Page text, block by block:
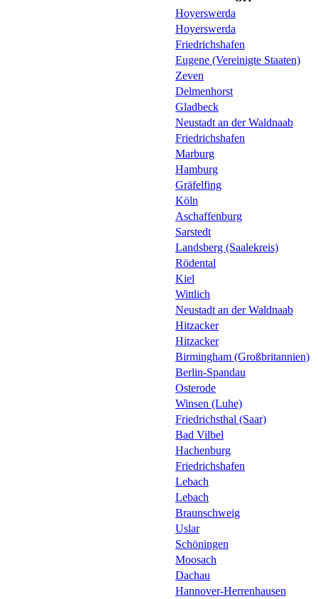
Hoyerswerda
Hoyerswerda
Friedrichshafen
Eugene (Vereinigte Staaten)
Zeven
Delmenhorst
Gladbeck
Neustadt an der Waldnaab
Friedrichshafen
Marburg
Hamburg
Gräfelfing
Köln
Aschaffenburg
Sarstedt
Landsberg (Saalekreis)
Rödental
Kiel
Wittlich
Neustadt an der Waldnaab
Hitzacker
Hitzacker
Birmingham (Großbritannien)
Berlin-Spandau
Osterode
Winsen (Luhe)
Friedrichsthal (Saar)
Bad Vilbel
Hachenburg
Friedrichshafen
Lebach
Lebach
Braunschweig
Uslar
Schöningen
Moosach
Dachau
Hannover-Herrenhausen